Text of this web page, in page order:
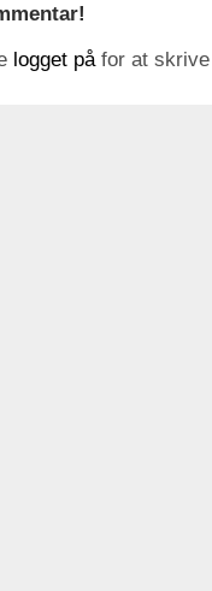
logget påfor at skrive